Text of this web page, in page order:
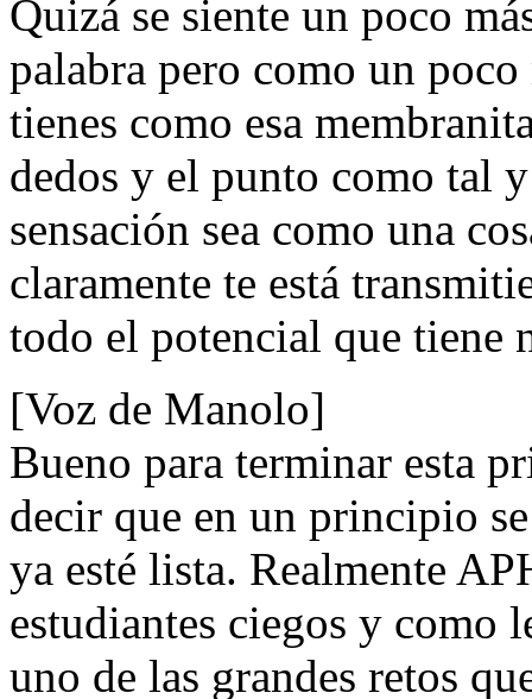
Quizá se siente un poco
palabra pero como un
tienes como esa
dedos y el punto como tal
sensación sea como una
claramente te está
todo el potencial que tiene
[Voz de Manolo]
Bueno para terminar esta
decir que en un principio
ya esté lista. Realmente
estudiantes ciegos y como
uno de las grandes retos